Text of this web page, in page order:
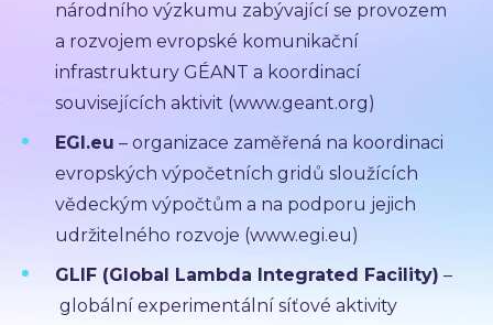
národního výzkumu zabývající se provozem
a rozvojem evropské komunikační
infrastruktury GÉANT a koordinací
souvisejících aktivit (www.geant.org)
EGI.eu – organizace zaměřená na koordinaci
evropských výpočetních gridů sloužících
vědeckým výpočtům a na podporu jejich
udržitelného rozvoje (www.egi.eu)
GLIF (Global Lambda Integrated Facility) –
globální experimentální síťové aktivity